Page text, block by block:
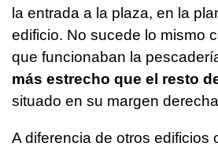
la entrada a la plaza, en la
edificio. No sucede lo mismo
que funcionaban la
más estrecho que el resto
situado en su margen
A diferencia de otros edificios